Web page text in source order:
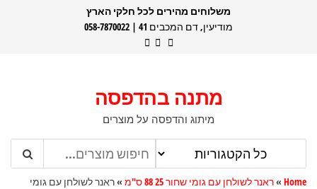
משלוחים מהירים לכל חלקי הארץ
מודיעין, דם המכבים 41 | 058-7870022
מתנה בהדפסה
מיתוג והדפסה על מוצרים
Home
»ראנר לשולחן עם גומי שחור 25 88 ס"מ »ראנר לשולחן עם גומי